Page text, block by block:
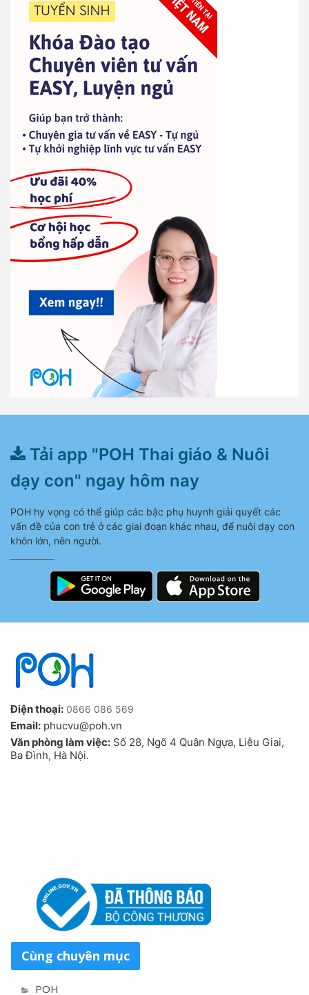
Tải app "POH Thai giáo & Nuôi
dạy con" ngay hôm nay
POH hy vọng có thể giúp các bậc phụ huynh giải quyết các
vấn đề của con trẻ ở các giai đoạn khác nhau, để nuôi dạy con
khôn lớn, nên người.
Điện thoại: 0866 086 569
Email: phucvu@poh.vn
Văn phòng làm việc: Số 28, Ngõ 4 Quân Ngựa, Liễu Giai,
Ba Đình, Hà Nội.
Cùng chuyên mục
POH